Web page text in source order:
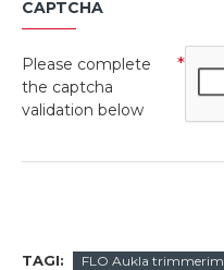
CAPTCHA
Please complete
the captcha
validation below
TAGI: FLO Aukla trimmerim